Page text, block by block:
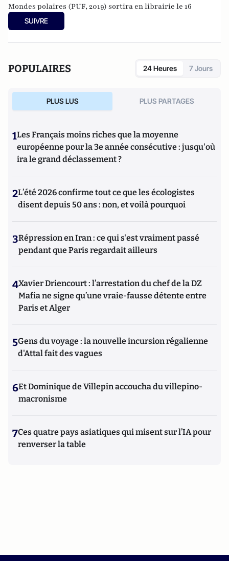
Mondes polaires (PUF, 2019) sortira en librairie le 16
octobre.SUIVRE
POPULAIRES 24 Heures 7 Jours
PLUS LUS PLUS PARTAGES
1Les Français moins riches que la moyenne
européenne pour la 3e année consécutive : jusqu'où
ira le grand déclassement ?
2L’été 2026 confirme tout ce que les écologistes
disent depuis 50 ans : non, et voilà pourquoi
3Répression en Iran : ce qui s'est vraiment passé
pendant que Paris regardait ailleurs
4Xavier Driencourt : l’arrestation du chef de la DZ
Mafia ne signe qu’une vraie-fausse détente entre
Paris et Alger
5Gens du voyage : la nouvelle incursion régalienne
d'Attal fait des vagues
6Et Dominique de Villepin accoucha du villepino-
macronisme
7Ces quatre pays asiatiques qui misent sur l’IA pour
renverser la table